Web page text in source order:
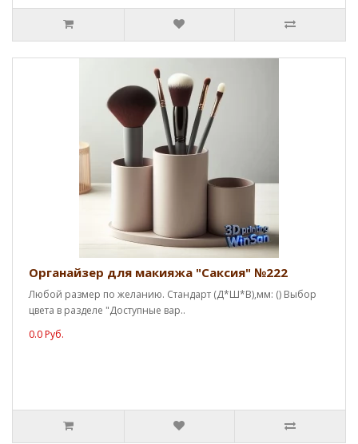
Органайзер для макияжа "Саксия" №222
Любой размер по желанию. Стандарт (Д*Ш*В),мм: () Выбор
цвета в разделе "Доступные вар..
0.0 Руб.